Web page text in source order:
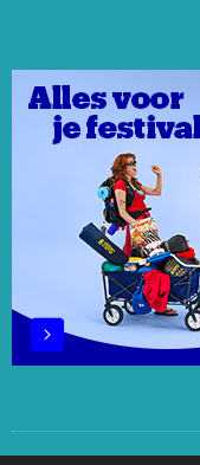
E
S
T
I
N